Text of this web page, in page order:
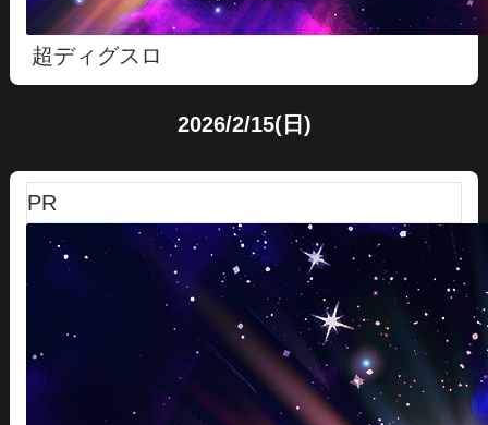
超ディグスロ
2026/2/15(日)
PR